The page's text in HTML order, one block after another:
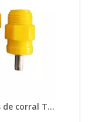
Bebederos para aves de corral Tetina para línea de bebederos y línea de alimentación Tetina para bebederos de pollos para pollos Pollitos de engorde Gallinas ponedoras Granjas